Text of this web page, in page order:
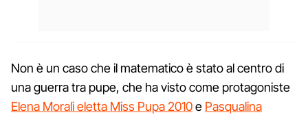
Non è un caso che il matematico è stato al centro di
una guerra tra pupe, che ha visto come protagoniste
Elena Morali eletta Miss Pupa 2010e Pasqualina